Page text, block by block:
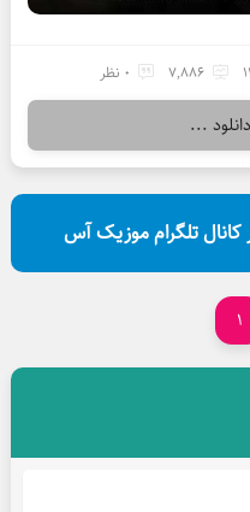
7,886 0 نظر
...
تلگرام موزیک آس
1